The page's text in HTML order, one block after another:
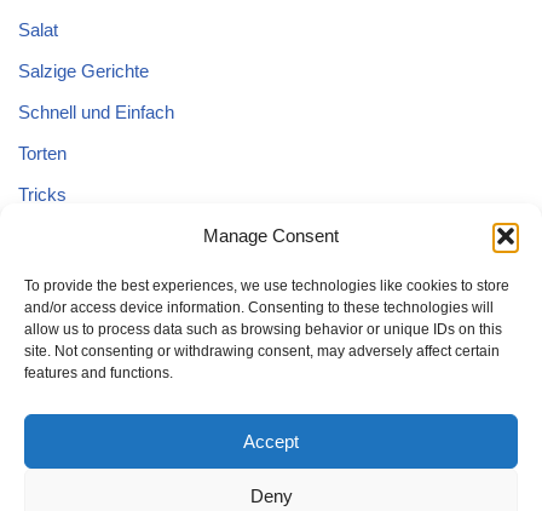
Manage Consent
To provide the best experiences, we use technologies like cookies to store
and/or access device information. Consenting to these technologies will
allow us to process data such as browsing behavior or unique IDs on this
site. Not consenting or withdrawing consent, may adversely affect certain
features and functions.
Accept
Deny
Salat
Salzige Gerichte
Schnell und Einfach
Torten
Tricks
Uncategorized
Vegane Kuchen
Schnell und Einfach